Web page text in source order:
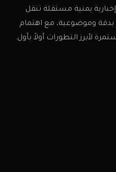
يمنية مستقلة تنقل
بدقة وموضوعية، مع اهتمام
لأبرز التطورات أولاً بأول.